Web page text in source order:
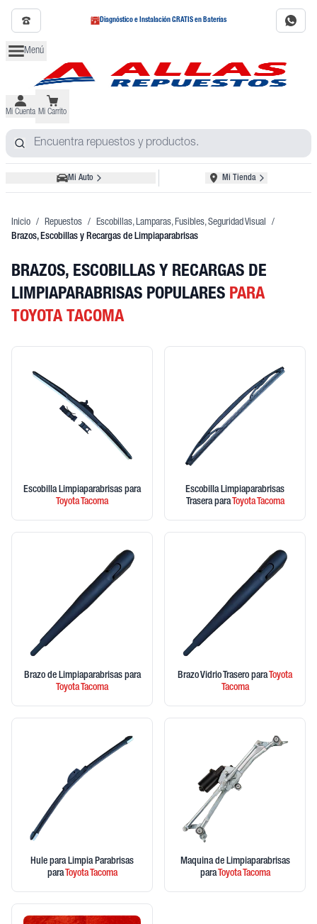
Diagnóstico e Instalación GRATIS en Baterías
Menú
Mi Cuenta Mi Carrito
Mi Auto Mi Tienda
Inicio / Repuestos / Escobillas, Lamparas, Fusibles, Seguridad Visual
/
Brazos, Escobillas y Recargas de Limpiaparabrisas
BRAZOS, ESCOBILLAS Y RECARGAS DE
LIMPIAPARABRISAS POPULARES PARA
TOYOTA TACOMA
Escobilla Limpiaparabrisas para
ToyotaTacoma
Escobilla Limpiaparabrisas
Trasera para ToyotaTacoma
Brazo de Limpiaparabrisas para
ToyotaTacoma
Brazo Vidrio Trasero para Toyota
Tacoma
Hule para Limpia Parabrisas
para ToyotaTacoma
Maquina de Limpiaparabrisas
para ToyotaTacoma